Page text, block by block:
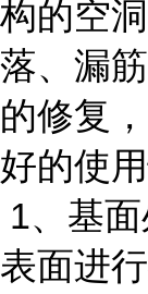
构的空
落、漏
的修复
好的使用
1、基
表面进